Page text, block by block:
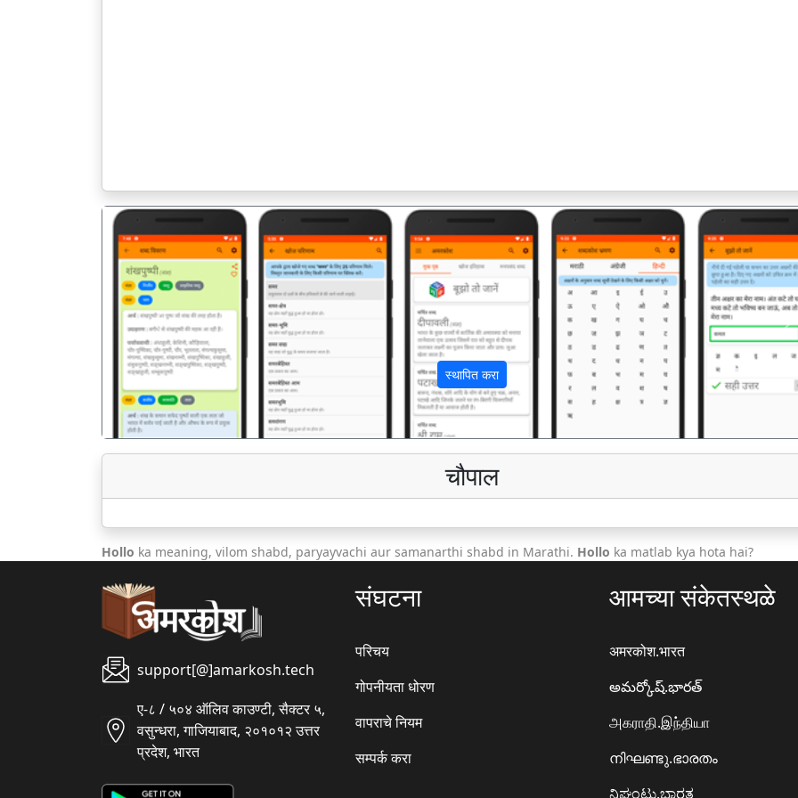
स्थापित करा
पिछला
चौपाल
Hollo ka meaning, vilom shabd, paryayvachi aur samanarthi shabd in Marathi. Hollo ka matlab kya hota hai?
support[@]amarkosh.tech
ए-८ / ५०४ ऑलिव काउण्टी, सैक्टर ५,
वसुन्धरा, गाजियाबाद, २०१०१२ उत्तर
प्रदेश, भारत
संघटना
परिचय
गोपनीयता धोरण
वापराचे नियम
सम्पर्क करा
आमच्या संकेतस्थळे
अमरकोश.भारत
అమర్కోష్.భారత్
அகராதி.இந்தியா
നിഘണ്ടു.ഭാരതം
ನಿಘಂಟು.ಭಾರತ